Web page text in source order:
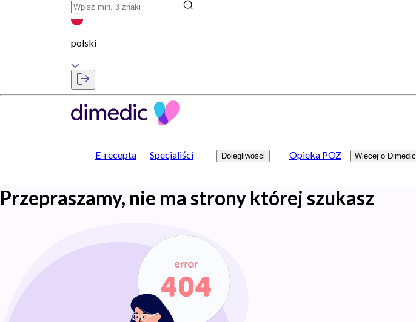
polski
E-recepta Specjaliści Dolegliwości Opieka POZ Więcej o Dimedic
Przepraszamy, nie ma strony której szukasz